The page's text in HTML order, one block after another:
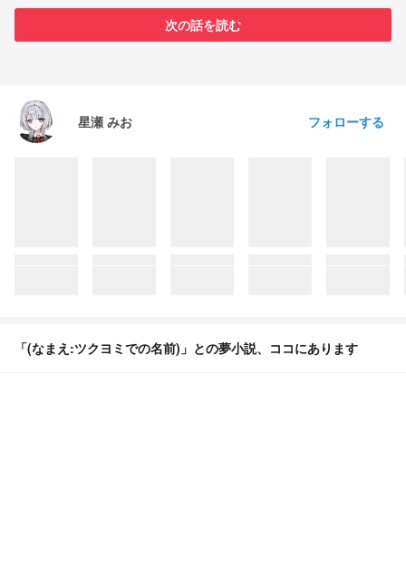
次の話を読む
⠀ 星瀬 みお フォローする
「(なまえ:ツクヨミでの名前)」との夢小説、ココにあります